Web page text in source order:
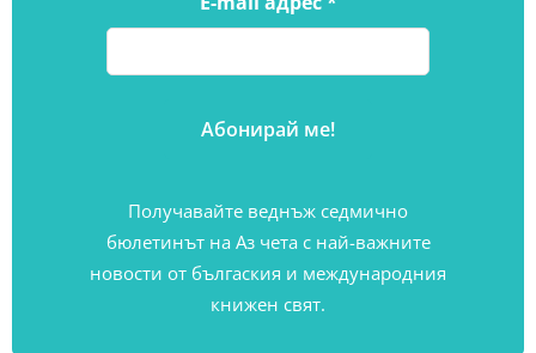
Получавайте веднъж седмично
бюлетинът на Аз чета с най-важните
новости от бългаския и международния
книжен свят.